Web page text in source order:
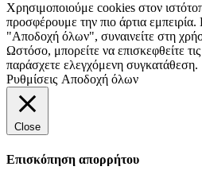
Χρησιμοποιούμε cookies στον
προσφέρουμε την πιο άρτια
"Αποδοχή όλων", συναινείτε στη
Ωστόσο, μπορείτε να επισκεφθείτε
παράσχετε ελεγχόμενη συγκατάθεση.
Ρυθμίσεις Αποδοχή όλων
Close
Επισκόπηση απορρήτου